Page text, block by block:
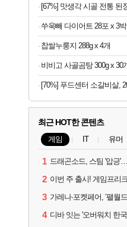
쑤욱빼 다이어트 28포 x 3
찹쌀누룽지 288g x 4개
비비고 사골곰탕 300g x 30
[70%] 푸드센터 소갈비살,
최근 HOT한 콘텐츠
게임 IT 유머
1
2
3
4